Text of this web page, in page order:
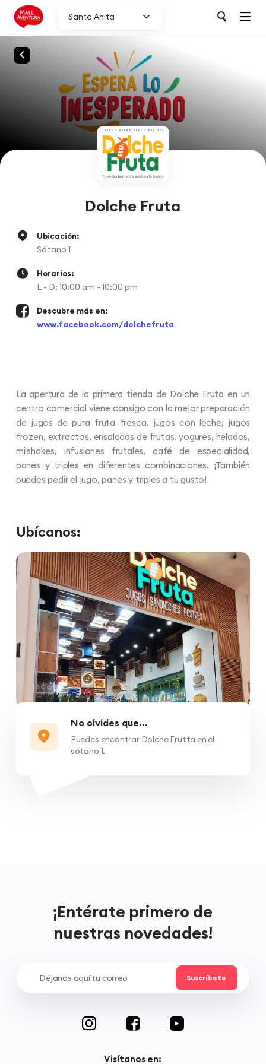
Santa Anita
Dolche Fruta
Ubicación:
Sótano 1
Horarios:
L - D: 10:00 am - 10:00 pm
Descubre más en:
www.facebook.com/dolchefruta
La apertura de la primera tienda de Dolche Fruta en un
centro comercial viene consigo con la mejor preparación
de jugos de pura fruta fresca, jugos con leche, jugos
frozen, extractos, ensaladas de frutas, yogures, helados,
milshakes, infusiones frutales, café de especialidad,
panes y triples en diferentes combinaciones. ¡También
puedes pedir el jugo, panes y triples a tu gusto!
Ubícanos:
No olvides que...
Puedes encontrar Dolche Frutta en el
sótano 1.
¡Entérate primero de
nuestras novedades!
Visítanos en: